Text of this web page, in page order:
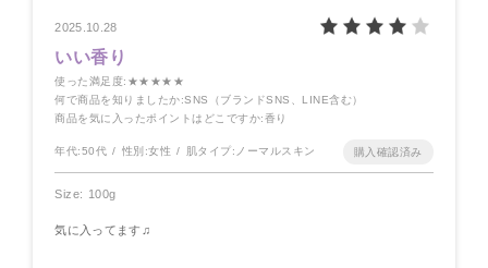
2025.10.28
いい香り
使った満足度:★★★★★
何で商品を知りましたか:SNS（ブランドSNS、LINE含む）
商品を気に入ったポイントはどこですか:香り
年代:50代 性別:女性 肌タイプ: ノーマルスキン
Size: 100g
気に入ってます♫